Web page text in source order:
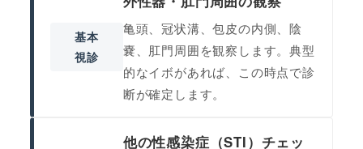
基本
視診
亀頭、冠状溝、包皮の内側、陰
嚢、肛門周囲を観察します。典型
的なイボがあれば、この時点で診
断が確定します。
他の性感染症（STI）チェッ